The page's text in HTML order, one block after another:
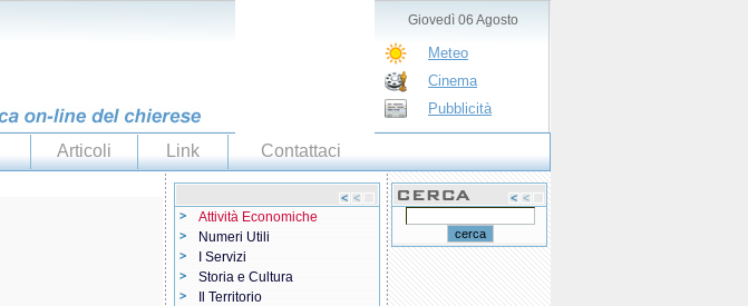
Giovedì 06 Agosto
Meteo
Cinema
Pubblicità
Articoli Link Contattaci
Attività Economiche
Numeri Utili
I Servizi
Storia e Cultura
Il Territorio